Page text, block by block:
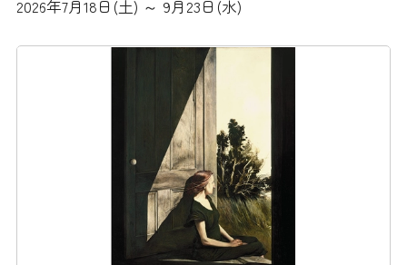
2026年7月18日(土) ～ 9月23日(水)